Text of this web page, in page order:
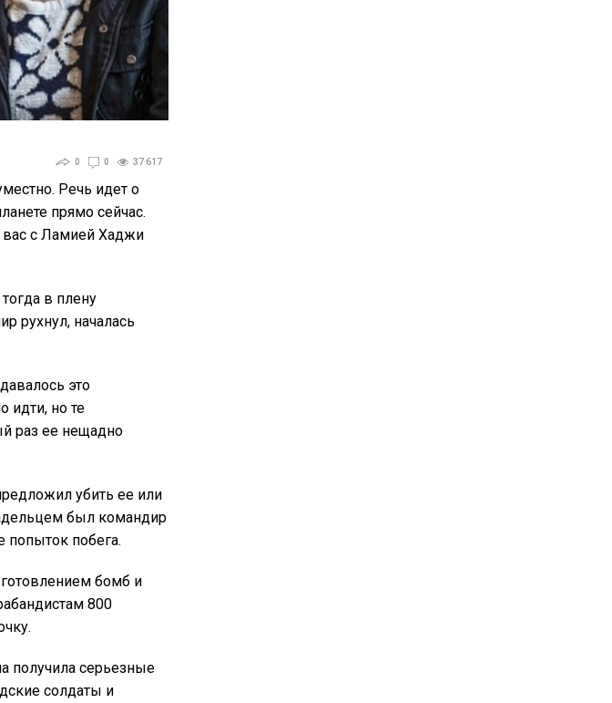
0 0 37 617
Речь идет о
прямо сейчас.
с Ламией Хаджи
в плену
рухнул, началась
это
идти, но те
раз ее нещадно
убить ее или
был командир
попыток побега.
бомб и
800
получила серьезные
солдаты и